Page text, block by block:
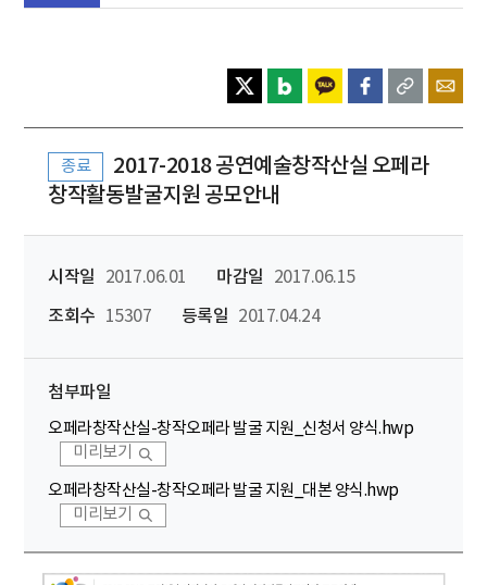
종료
2017-2018 공연예술창작산실 오페라
창작활동발굴지원 공모안내
시작일 2017.06.01 마감일
2017.06.15
조회수
15307 등록일 2017.04.24
첨부파일
오페라창작산실-창작오페라 발굴 지원_신청서 양식.hwp
미리보기
오페라창작산실-창작오페라 발굴 지원_대본 양식.hwp
미리보기